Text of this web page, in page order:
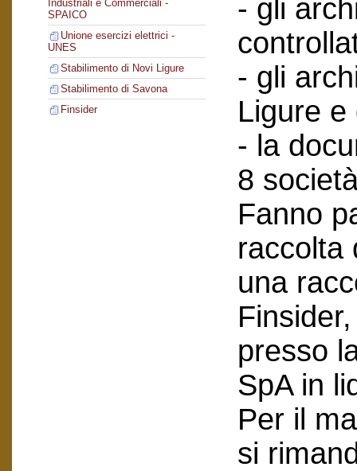
Industriali e Commerciali -
SPAICO
Unione esercizi elettrici -
UNES
Stabilimento di Novi Ligure
Stabilimento di Savona
Finsider
- gli
- gli
Ligure e
- la
8
Fanno
raccolta
una
presso
SpA in
Per il
si